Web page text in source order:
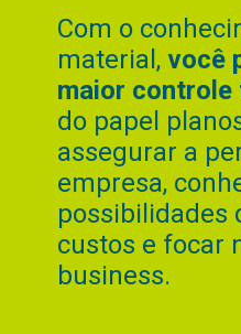
Com o
material, você
maior
do papel
assegurar a
empresa,
possibilidades
custos e focar
business.